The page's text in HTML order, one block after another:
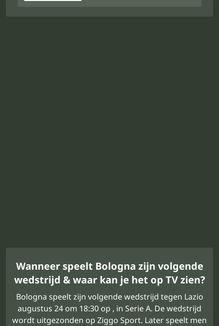
Wanneer speelt Bologna zijn volgende
wedstrijd & waar kan je het op TV zien?
Bologna speelt zijn volgende wedstrijd tegen Lazio
augustus 24 om 18:30 op , in Serie A. De wedstrijd
wordt uitgezonden op Ziggo Sport. Later speelt men